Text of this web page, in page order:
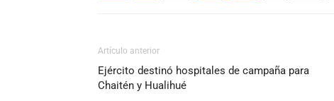
Artículo anterior
Ejército destinó hospitales de campaña para
Chaitén y Hualihué